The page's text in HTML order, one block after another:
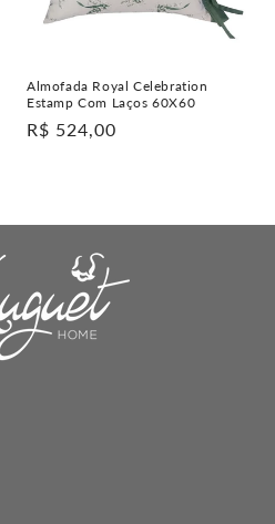
Almofada Royal Celebration
Estamp Com Laços 60X60
Preço
R$ 524,00